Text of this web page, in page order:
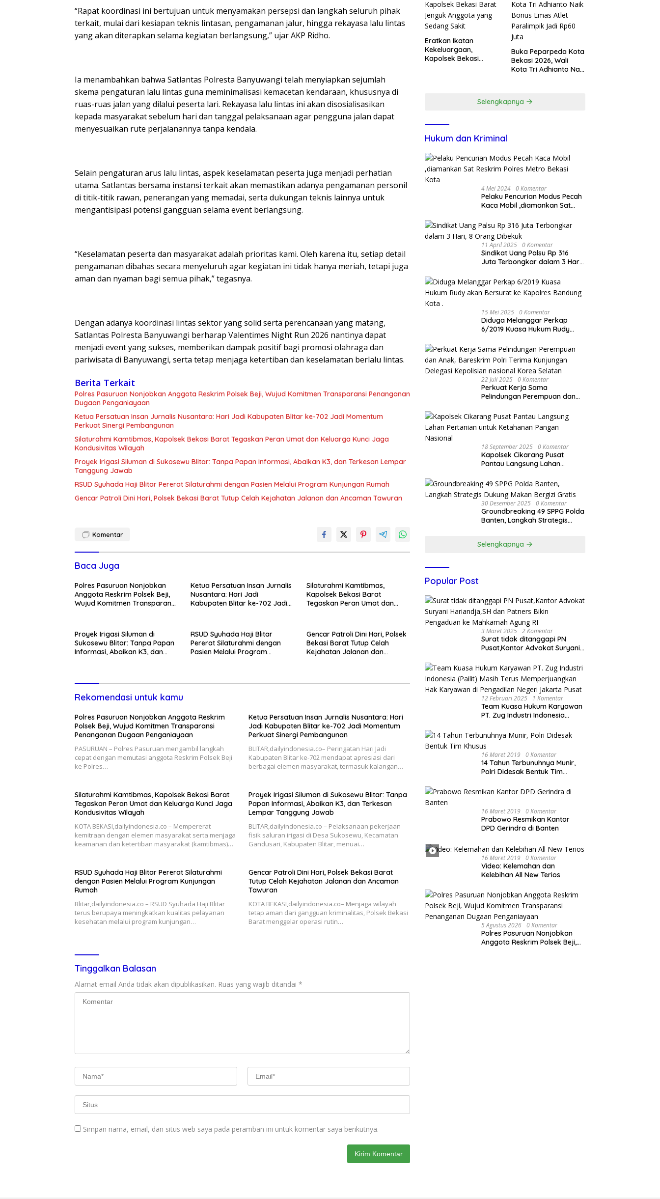
“Rapat koordinasi ini bertujuan untuk menyamakan persepsi dan langkah seluruh pihak
terkait, mulai dari kesiapan teknis lintasan, pengamanan jalur, hingga rekayasa lalu lintas
yang akan diterapkan selama kegiatan berlangsung,” ujar AKP Ridho.
Ia menambahkan bahwa Satlantas Polresta Banyuwangi telah menyiapkan sejumlah
skema pengaturan lalu lintas guna meminimalisasi kemacetan kendaraan, khususnya di
ruas-ruas jalan yang dilalui peserta lari. Rekayasa lalu lintas ini akan disosialisasikan
kepada masyarakat sebelum hari dan tanggal pelaksanaan agar pengguna jalan dapat
menyesuaikan rute perjalanannya tanpa kendala.
Selain pengaturan arus lalu lintas, aspek keselamatan peserta juga menjadi perhatian
utama. Satlantas bersama instansi terkait akan memastikan adanya pengamanan personil
di titik-titik rawan, penerangan yang memadai, serta dukungan teknis lainnya untuk
mengantisipasi potensi gangguan selama event berlangsung.
“Keselamatan peserta dan masyarakat adalah prioritas kami. Oleh karena itu, setiap detail
pengamanan dibahas secara menyeluruh agar kegiatan ini tidak hanya meriah, tetapi juga
aman dan nyaman bagi semua pihak,” tegasnya.
Dengan adanya koordinasi lintas sektor yang solid serta perencanaan yang matang,
Satlantas Polresta Banyuwangi berharap Valentimes Night Run 2026 nantinya dapat
menjadi event yang sukses, memberikan dampak positif bagi promosi olahraga dan
pariwisata di Banyuwangi, serta tetap menjaga ketertiban dan keselamatan berlalu lintas.
Berita Terkait
Polres Pasuruan Nonjobkan Anggota Reskrim Polsek Beji, Wujud Komitmen Transparansi Penanganan
Dugaan Penganiayaan
Ketua Persatuan Insan Jurnalis Nusantara: Hari Jadi Kabupaten Blitar ke-702 Jadi Momentum
Perkuat Sinergi Pembangunan
Silaturahmi Kamtibmas, Kapolsek Bekasi Barat Tegaskan Peran Umat dan Keluarga Kunci Jaga
Kondusivitas Wilayah
Proyek Irigasi Siluman di Sukosewu Blitar: Tanpa Papan Informasi, Abaikan K3, dan Terkesan Lempar
Tanggung Jawab
RSUD Syuhada Haji Blitar Pererat Silaturahmi dengan Pasien Melalui Program Kunjungan Rumah
Gencar Patroli Dini Hari, Polsek Bekasi Barat Tutup Celah Kejahatan Jalanan dan Ancaman Tawuran
Komentar
Baca Juga
Polres Pasuruan Nonjobkan
Anggota Reskrim Polsek Beji,
Wujud Komitmen Transparansi
Ketua Persatuan Insan Jurnalis
Nusantara: Hari Jadi
Kabupaten Blitar ke-702 Jadi
Silaturahmi Kamtibmas,
Kapolsek Bekasi Barat
Tegaskan Peran Umat dan
Proyek Irigasi Siluman di
Sukosewu Blitar: Tanpa Papan
Informasi, Abaikan K3, dan
RSUD Syuhada Haji Blitar
Pererat Silaturahmi dengan
Pasien Melalui Program
Gencar Patroli Dini Hari, Polsek
Bekasi Barat Tutup Celah
Kejahatan Jalanan dan
Rekomendasi untuk kamu
Polres Pasuruan Nonjobkan Anggota Reskrim
Polsek Beji, Wujud Komitmen Transparansi
Penanganan Dugaan Penganiayaan
PASURUAN – Polres Pasuruan mengambil langkah
cepat dengan memutasi anggota Reskrim Polsek Beji
ke Polres…
Ketua Persatuan Insan Jurnalis Nusantara: Hari
Jadi Kabupaten Blitar ke-702 Jadi Momentum
Perkuat Sinergi Pembangunan
BLITAR,dailyindonesia.co– Peringatan Hari Jadi
Kabupaten Blitar ke-702 mendapat apresiasi dari
berbagai elemen masyarakat, termasuk kalangan…
Silaturahmi Kamtibmas, Kapolsek Bekasi Barat
Tegaskan Peran Umat dan Keluarga Kunci Jaga
Kondusivitas Wilayah
KOTA BEKASI,dailyindonesia.co – Mempererat
kemitraan dengan elemen masyarakat serta menjaga
keamanan dan ketertiban masyarakat (kamtibmas)…
Proyek Irigasi Siluman di Sukosewu Blitar: Tanpa
Papan Informasi, Abaikan K3, dan Terkesan
Lempar Tanggung Jawab
BLITAR,dailyindonesia.co – Pelaksanaan pekerjaan
fisik saluran irigasi di Desa Sukosewu, Kecamatan
Gandusari, Kabupaten Blitar, menuai…
RSUD Syuhada Haji Blitar Pererat Silaturahmi
dengan Pasien Melalui Program Kunjungan
Rumah
Blitar,dailyindonesia.co – RSUD Syuhada Haji Blitar
terus berupaya meningkatkan kualitas pelayanan
kesehatan melalui program kunjungan…
Gencar Patroli Dini Hari, Polsek Bekasi Barat
Tutup Celah Kejahatan Jalanan dan Ancaman
Tawuran
KOTA BEKASI,dailyindonesia.co– Menjaga wilayah
tetap aman dari gangguan kriminalitas, Polsek Bekasi
Barat menggelar operasi rutin…
Tinggalkan Balasan
Alamat email Anda tidak akan dipublikasikan. Ruas yang wajib ditandai *
Simpan nama, email, dan situs web saya pada peramban ini untuk komentar saya berikutnya.
Eratkan Ikatan
Kekeluargaan,
Kapolsek Bekasi
Buka Peparpeda Kota
Bekasi 2026, Wali
Kota Tri Adhianto Naik
Selengkapnya
Hukum dan Kriminal
4 Mei 2024 0 Komentar
Pelaku Pencurian Modus Pecah
Kaca Mobil ,diamankan Sat
Kota
11 April 2025 0 Komentar
Sindikat Uang Palsu Rp 316
Juta Terbongkar dalam 3 Hari,
15 Mei 2025 0 Komentar
Diduga Melanggar Perkap
6/2019 Kuasa Hukum Rudy
Bandung Kota .
22 Juli 2025 0 Komentar
Perkuat Kerja Sama
Pelindungan Perempuan dan
Kunjungan Delegasi Kepolisian
nasional Korea Selatan
18 September 2025 0 Komentar
Kapolsek Cikarang Pusat
Pantau Langsung Lahan
Pangan Nasional
30 Desember 2025 0 Komentar
Groundbreaking 49 SPPG Polda
Banten, Langkah Strategis
Selengkapnya
Popular Post
3 Maret 2025 2 Komentar
Surat tidak ditanggapi PN
Pusat,Kantor Advokat Suryani
Pengaduan ke Mahkamah
Agung RI
12 Februari 2025 1 Komentar
Team Kuasa Hukum Karyawan
PT. Zug Industri Indonesia
Memperjuangkan Hak
Karyawan di Pengadilan Negeri
Jakarta Pusat
16 Maret 2019 0 Komentar
14 Tahun Terbunuhnya Munir,
Polri Didesak Bentuk Tim
16 Maret 2019 0 Komentar
Prabowo Resmikan Kantor
DPD Gerindra di Banten
16 Maret 2019 0 Komentar
Video: Kelemahan dan
Kelebihan All New Terios
5 Agustus 2026 0 Komentar
Polres Pasuruan Nonjobkan
Anggota Reskrim Polsek Beji,